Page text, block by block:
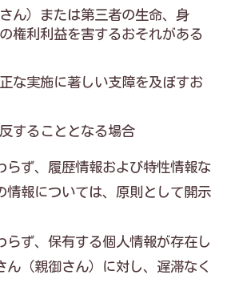
ん）または第三者の生命、身
権利利益を害するおそれがある
な実施に著しい支障を及ぼすお
することとなる場合
らず、履歴情報および特性情報な
情報については、原則として開示
らず、保有する個人情報が存在し
ん（親御さん）に対し、遅滞なく